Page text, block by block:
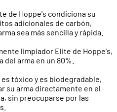
de Hoppe's condiciona su
adicionales de carbón,
sea más sencilla y rápida.
limpiador Elite de Hoppe's,
arma en un 80%.
tóxico y es biodegradable,
su arma directamente en el
sin preocuparse por las